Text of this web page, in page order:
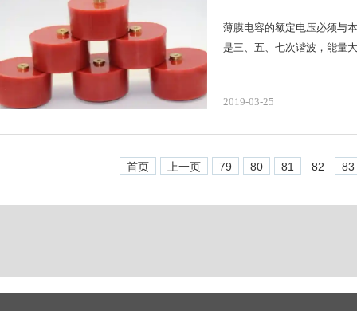
薄膜电容的额定电压必须与
是三、五、七次谐波，能量
2019-03-25
首页 上一页 79 80 81 82 83